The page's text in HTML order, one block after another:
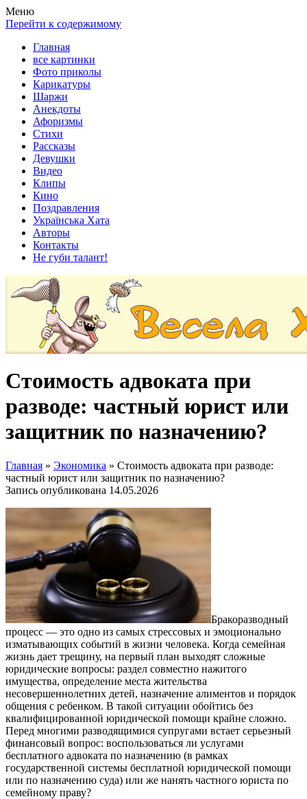
Весела хата — прикольные картинки, смешные истории,
клипы!
Покажем всем ваши фото приколы, карикатуры, шаржи, стихи,
рассказы, видео и песни!
Меню
Перейти к содержимому
Главная
все картинки
Фото приколы
Карикатуры
Шаржи
Анекдоты
Афоризмы
Стихи
Рассказы
Девушки
Видео
Клипы
Кино
Поздравления
Українська Хата
Авторы
Контакты
Не губи талант!
Стоимость адвоката при
разводе: частный юрист или
защитник по назначению?
Главная » Экономика » Стоимость адвоката при разводе:
частный юрист или защитник по назначению?
Запись опубликована 14.05.2026
Бракоразводный
процесс — это одно из самых стрессовых и эмоционально
изматывающих событий в жизни человека. Когда семейная
жизнь дает трещину, на первый план выходят сложные
юридические вопросы: раздел совместно нажитого
имущества, определение места жительства
несовершеннолетних детей, назначение алиментов и порядок
общения с ребенком. В такой ситуации обойтись без
квалифицированной юридической помощи крайне сложно.
Перед многими разводящимися супругами встает серьезный
финансовый вопрос: воспользоваться ли услугами
бесплатного адвоката по назначению (в рамках
государственной системы бесплатной юридической помощи
или по назначению суда) или же нанять частного юриста по
семейному праву?